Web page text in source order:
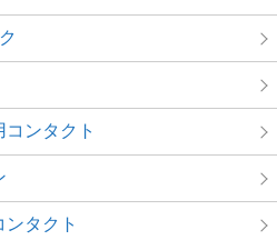
ンタクト
タクト